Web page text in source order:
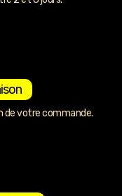
de votre commande.